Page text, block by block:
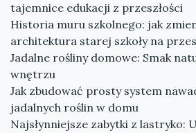
tajemnice edukacji z przeszłości
Historia muru szkolnego: jak
architektura starej szkoły na
Jadalne rośliny domowe: Smak
wnętrzu
Jak zbudować prosty system
jadalnych roślin w domu
Najsłynniejsze zabytki z lastryko: